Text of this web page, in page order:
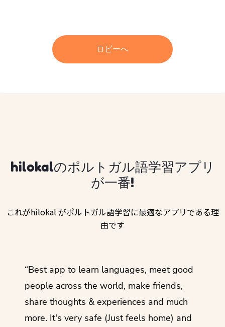
ロビーへ
hilokalのポルトガル語学習アプリ
が一番!
これがhilokal がポルトガル語学習に最適なアプリである理
由です
“Best app to learn languages, meet good
people across the world, make friends,
share thoughts & experiences and much
more. It's very safe (Just feels home) and